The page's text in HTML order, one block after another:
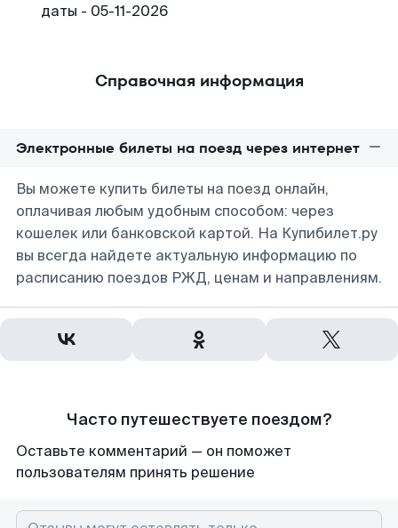
даты - 05-11-2026
Справочная информация
Электронные билеты на поезд через интернет
Вы можете купить билеты на поезд онлайн,
оплачивая любым удобным способом: через
кошелек или банковской картой. На Купибилет.ру
вы всегда найдете актуальную информацию по
расписанию поездов РЖД, ценам и направлениям.
Часто путешествуете поездом?
Оставьте комментарий — он поможет
пользователям принять решение